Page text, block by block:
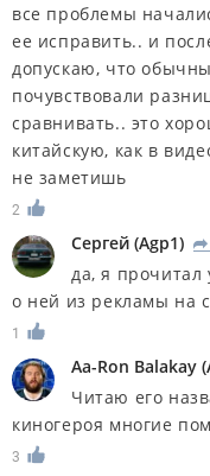
все проблемы
ее исправить.. и
допускаю, что
почувствовали
сравнивать.. это
китайскую, как в
не заметишь
2
Сергей (Agp1) R
да, я
о ней из рекламы на
1
Aa-Ron Balakay (
Читаю его
киногероя многие
3